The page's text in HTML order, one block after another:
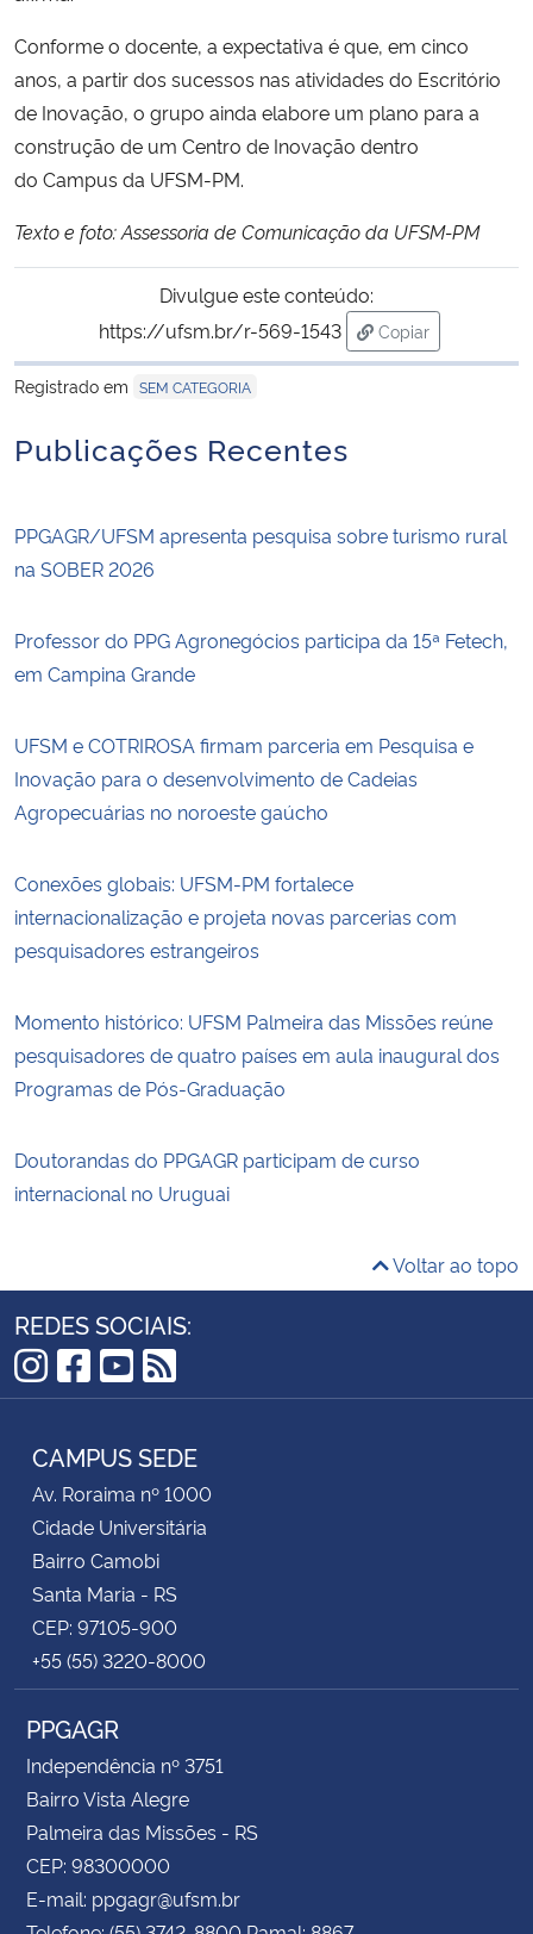
Conforme o docente, a expectativa é que, em cinco
anos, a partir dos sucessos nas atividades do Escritório
de Inovação, o grupo ainda elabore um plano para a
construção de um Centro de Inovação dentro
do Campus da UFSM-PM.
Texto e foto: Assessoria de Comunicação da UFSM-PM
Divulgue este conteúdo:
https://ufsm.br/r-569-1543
Copiar
para área de
Registrado em SEM CATEGORIA
Publicações Recentes
PPGAGR/UFSM apresenta pesquisa sobre turismo rural
na SOBER 2026
Professor do PPG Agronegócios participa da 15ª Fetech,
em Campina Grande
UFSM e COTRIROSA firmam parceria em Pesquisa e
Inovação para o desenvolvimento de Cadeias
Agropecuárias no noroeste gaúcho
Conexões globais: UFSM-PM fortalece
internacionalização e projeta novas parcerias com
pesquisadores estrangeiros
Momento histórico: UFSM Palmeira das Missões reúne
pesquisadores de quatro países em aula inaugural dos
Programas de Pós-Graduação
Doutorandas do PPGAGR participam de curso
internacional no Uruguai
Voltar ao topo
REDES SOCIAIS:
Instagram
Facebook
YouTube
RSS
CAMPUS SEDE
Av. Roraima nº 1000
Cidade Universitária
Bairro Camobi
Santa Maria - RS
CEP: 97105-900
+55 (55) 3220-8000
PPGAGR
Independência nº 3751
Bairro Vista Alegre
Palmeira das Missões - RS
CEP: 98300000
E-mail: ppgagr@ufsm.br